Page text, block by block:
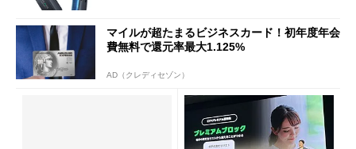
マイルが超たまるビジネスカード！初年度年会
費無料で還元率最大1.125%
AD（クレディセゾン）